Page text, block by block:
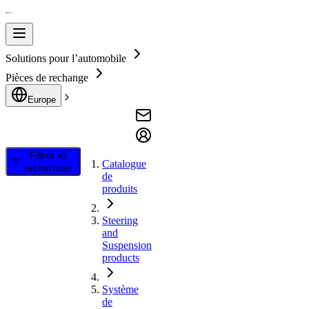
Solutions pour l’automobile
Pièces de rechange
Europe
Filtrer et
rechercher
Catalogue
de
produits
Steering
and
Suspension
products
Système
de